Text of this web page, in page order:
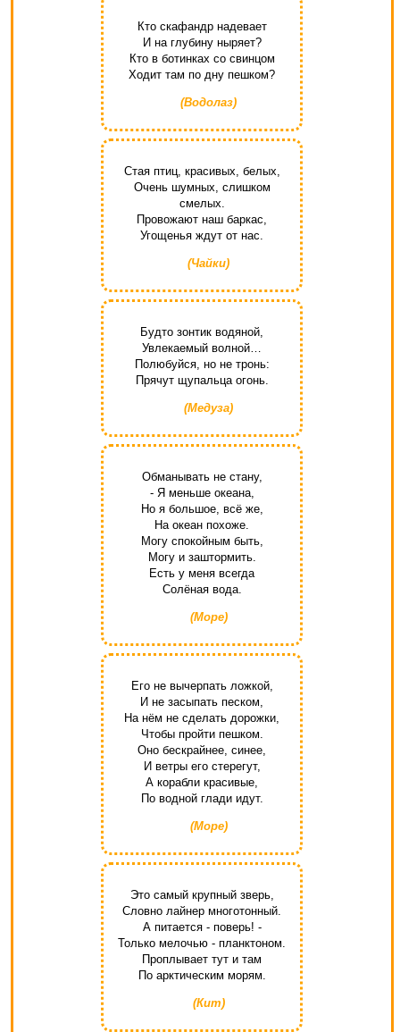
Кто скафандр надевает
И на глубину ныряет?
Кто в ботинках со свинцом
Ходит там по дну пешком?
(Водолаз)
Стая птиц, красивых, белых,
Очень шумных, слишком
смелых.
Провожают наш баркас,
Угощенья ждут от нас.
(Чайки)
Будто зонтик водяной,
Увлекаемый волной…
Полюбуйся, но не тронь:
Прячут щупальца огонь.
(Медуза)
Обманывать не стану,
- Я меньше океана,
Но я большое, всё же,
На океан похоже.
Могу спокойным быть,
Могу и заштормить.
Есть у меня всегда
Солёная вода.
(Море)
Его не вычерпать ложкой,
И не засыпать песком,
На нём не сделать дорожки,
Чтобы пройти пешком.
Оно бескрайнее, синее,
И ветры его стерегут,
А корабли красивые,
По водной глади идут.
(Море)
Это самый крупный зверь,
Словно лайнер многотонный.
А питается - поверь! -
Только мелочью - планктоном.
Проплывает тут и там
По арктическим морям.
(Кит)